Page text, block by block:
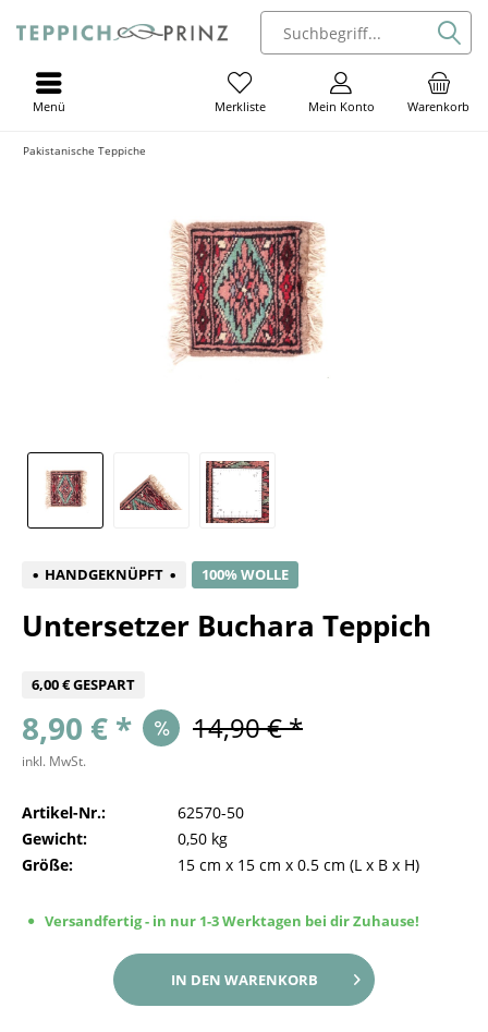
Warenkorb
Mein Konto
Merkliste
Menü
Pakistanische Teppiche
HANDGEKNÜPFT 100% WOLLE
Untersetzer Buchara Teppich
6,00 € GESPART
8,90 € * 14,90 € *
inkl. MwSt.
Artikel-Nr.:
62570-50
Gewicht:
0,50 kg
Größe:
15 cm x 15 cm x 0.5 cm (L x B x H)
Versandfertig - in nur 1-3 Werktagen bei dir Zuhause!
IN DEN WARENKORB